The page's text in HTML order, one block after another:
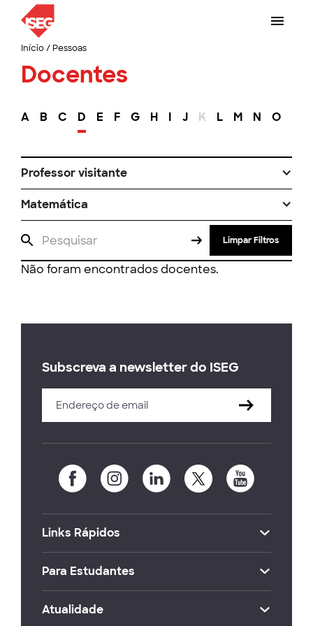
Início/ Pessoas
Docentes
A B C D E F G H I J K L M N O
Professor visitante
Matemática
Limpar Filtros
Não foram encontrados docentes.
Subscreva a newsletter do ISEG
Links Rápidos
Para Estudantes
Atualidade